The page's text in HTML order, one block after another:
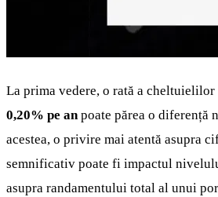
La prima vedere, o rată a cheltuielilor
0,20% pe anpoate părea o diferență
acestea, o privire mai atentă asupra
semnificativ poate fi impactul
asupra randamentului total al unui